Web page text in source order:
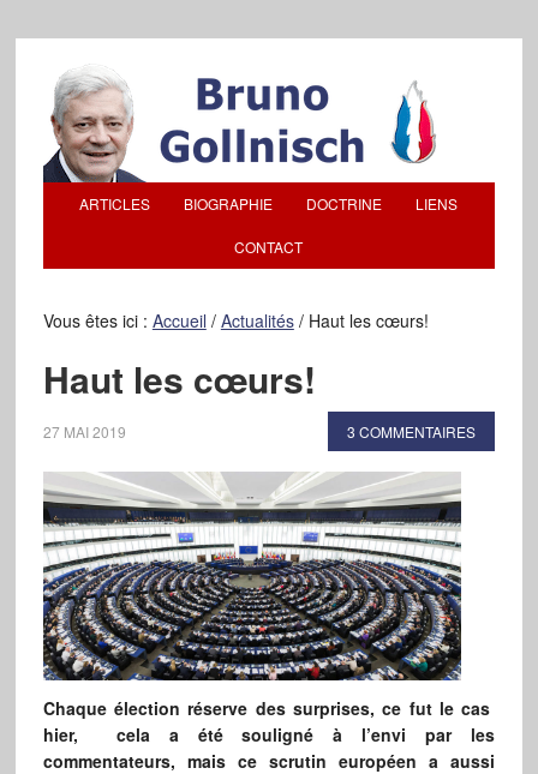
ARTICLES BIOGRAPHIE DOCTRINE LIENS
CONTACT
Vous êtes ici : Accueil / Actualités /Haut les cœurs!
Haut les cœurs!
27 MAI 2019 3 COMMENTAIRES
Chaque élection réserve des surprises, ce fut le cas
hier, cela a été souligné à l’envi par les
commentateurs, mais ce scrutin européen a aussi